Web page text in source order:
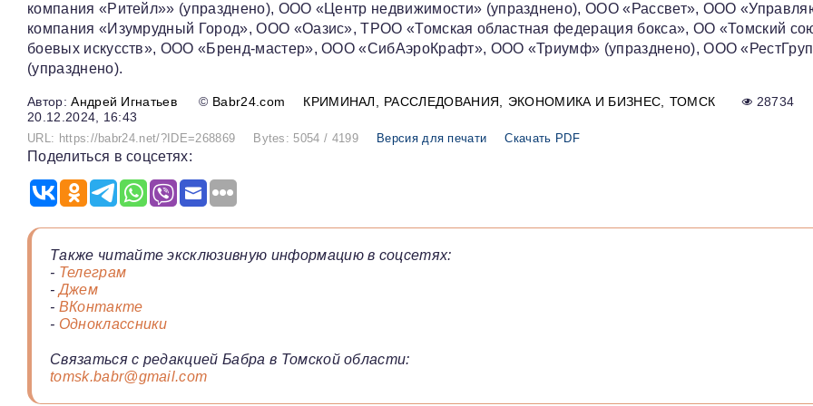
компания «Ритейл»» (упразднено), ООО «Центр недвижимости» (упразднено), ООО «Рассвет», ООО
компания «Изумрудный Город», ООО «Оазис», ТРОО «Томская областная федерация бокса», ОО «Томский
боевых искусств», ООО «Бренд-мастер», ООО «СибАэроКрафт», ООО «Триумф» (упразднено), ООО
(упразднено).
Андрей Игнатьев © Babr24.com КРИМИНАЛ РАССЛЕДОВАНИЯ ЭКОНОМИКА И БИЗНЕС ТОМСК
28734
20.12.2024, 16:43
URL: https://babr24.net/?IDE=268869 Bytes: 5054 / 4199 Версия для печати Скачать PDF
Поделиться в соцсетях:
Также читайте эксклюзивную информацию в соцсетях:
- Телеграм
-Джем
- ВКонтакте
- Одноклассники
Связаться с редакцией Бабра в Томской области:
tomsk.babr@gmail.com